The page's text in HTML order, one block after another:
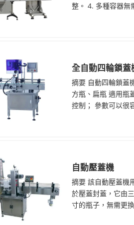
整。 4. 多種容器無
全自動四輪鎖蓋
摘要 自動四輪鎖蓋
方瓶、扁瓶 適用瓶
控制； 參數可以很
自動壓蓋機
摘要 該自動壓蓋機
於壓蓋封蓋，它由
寸的瓶子，無需更